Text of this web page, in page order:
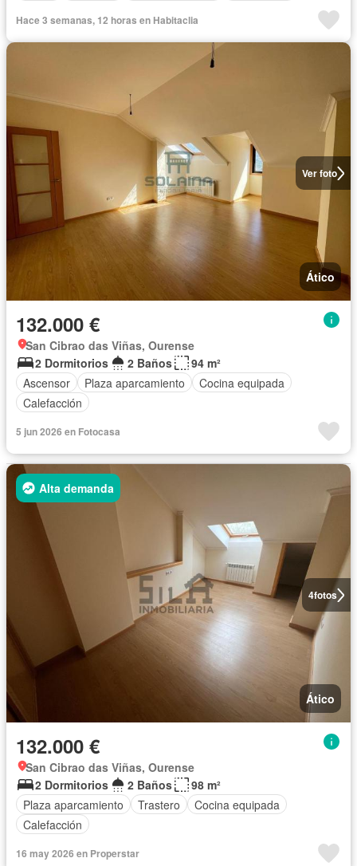
Hace 3 semanas, 12 horas en Habitaclia
Ver foto
Ático
132.000 €
San Cibrao das Viñas, Ourense
2 Dormitorios
2 Baños
94 m²
Ascensor
Plaza aparcamiento
Cocina equipada
Calefacción
5 jun 2026 en Fotocasa
4fotos
Alta demanda
Ático
132.000 €
San Cibrao das Viñas, Ourense
2 Dormitorios
2 Baños
98 m²
Plaza aparcamiento
Trastero
Cocina equipada
Calefacción
16 may 2026 en Properstar